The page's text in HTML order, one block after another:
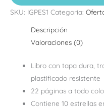
SKU: IGPES1 Categoría:
Descripción
Valoraciones (0)
Libro con tapa dura,
plastificado resistente
22 páginas a todo
Contiene 10 estrellas